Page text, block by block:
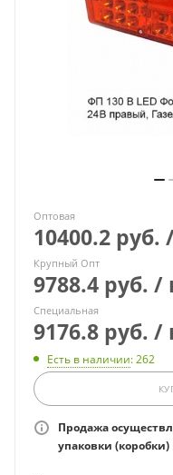
Оптовая
10400.2 руб.
Крупный Опт
9788.4 руб. /
Специальная
9176.8 руб. /
Есть в наличии: 262
Продажа
упаковки (коробки)